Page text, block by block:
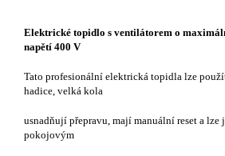
Elektrické topidlo s ventilátorem o
napětí 400 V
Tato profesionální elektrická topidla lze
hadice, velká kola
usnadňují přepravu, mají manuální reset a
pokojovým